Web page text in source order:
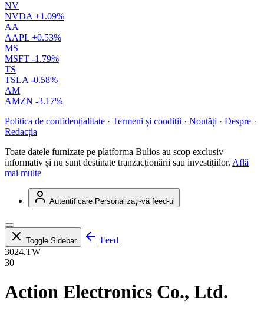
NV
NVDA +1.09%
AA
AAPL +0.53%
MS
MSFT -1.79%
TS
TSLA -0.58%
AM
AMZN -3.17%
Politica de confidențialitate · Termeni și condiții · Noutăți · Despre ·
Redacția
Toate datele furnizate pe platforma Bulios au scop exclusiv
informativ și nu sunt destinate tranzacționării sau investițiilor. Află
mai multe
Autentificare Personalizați-vă feed-ul
Toggle Sidebar
Feed
3024.TW
30
Action Electronics Co., Ltd.